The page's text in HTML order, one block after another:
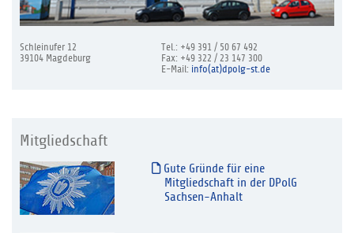
Schleinufer 12
39104 Magdeburg
Tel.: +49 391 / 50 67 492
Fax: +49 322 / 23 147 300
E-Mail: info(at)dpolg-st.de
Mitgliedschaft
Gute Gründe für eine
Mitgliedschaft in der DPolG
Sachsen-Anhalt